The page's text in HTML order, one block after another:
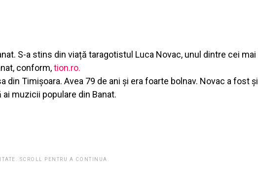
S-a stins din viață taragotistul Luca Novac, unul dintre cei mai
conform,tion.ro.
din Timișoara. Avea 79 de ani și era foarte bolnav. Novac a fost și
muzicii populare din Banat.
SCROLL PENTRU A CONTINUA.